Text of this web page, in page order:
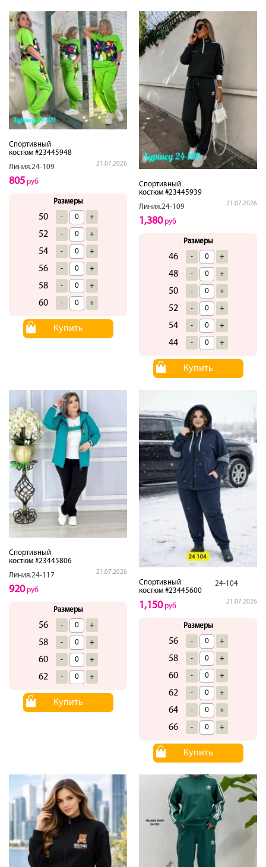
Спортивный
костюм #23445948
Линия.24-109
21.07.2026
805 руб
Размеры
50 - +
52 - +
54 - +
56 - +
58 - +
60 - +
Купить
Спортивный
костюм #23445939
Линия.24-109
21.07.2026
1,380руб
Размеры
46 - +
48 - +
50 - +
52 - +
54 - +
44 - +
Купить
Спортивный
костюм #23445806
Линия.24-117
21.07.2026
920руб
Размеры
56 - +
58 - +
60 - +
62 - +
Купить
Спортивный
костюм #23445600
24-104
21.07.2026
1,150руб
Размеры
56 - +
58 - +
60 - +
62 - +
64 - +
66 - +
Купить